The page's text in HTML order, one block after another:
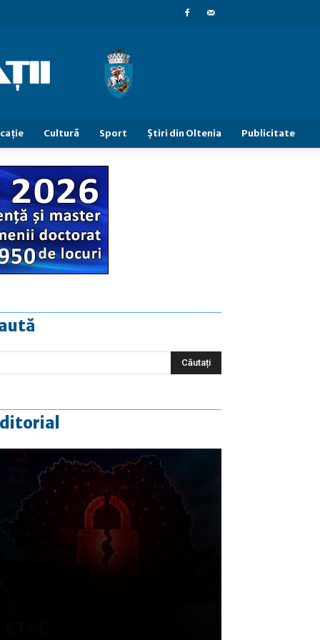
Cultură Sport Știri din Oltenia Publicitate